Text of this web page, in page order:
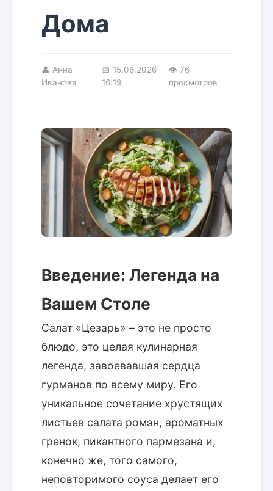
Дома
👤 Анна
Иванова
📅 15.06.2026
16:19
👁 76
просмотров
Введение: Легенда на
Вашем Столе
Салат «Цезарь» – это не просто
блюдо, это целая кулинарная
легенда, завоевавшая сердца
гурманов по всему миру. Его
уникальное сочетание хрустящих
листьев салата ромэн, ароматных
гренок, пикантного пармезана и,
конечно же, того самого,
неповторимого соуса делает его